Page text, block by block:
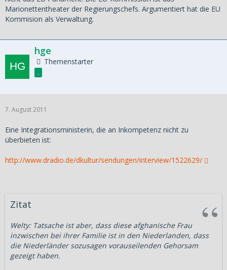
Marionettentheater der Regierungschefs. Argumentiert hat die EU
Kommision als Verwaltung.
hge
Themenstarter
.
7. August 2011
Eine Integrationsministerin, die an Inkompetenz nicht zu
überbieten ist:
http://www.dradio.de/dkultur/sendungen/interview/1522629/
Zitat
Welty: Tatsache ist aber, dass diese afghanische Frau
inzwischen bei ihrer Familie ist in den Niederlanden, dass
die Niederländer sozusagen vorauseilenden Gehorsam
gezeigt haben.